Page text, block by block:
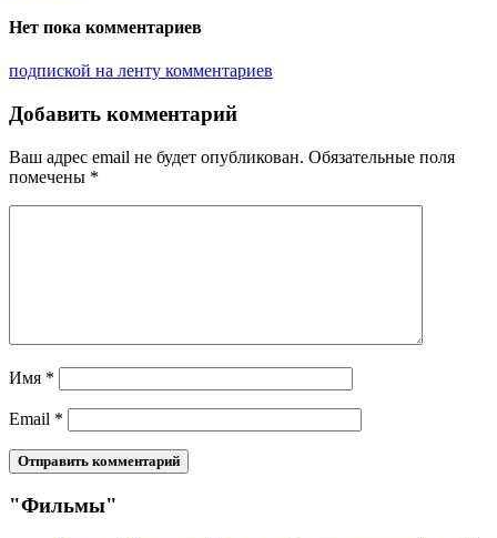
Нет пока комментариев
подпиской на ленту комментариев
Добавить комментарий
Ваш адрес email не будет опубликован. Обязательные поля
помечены *
Имя *
Email *
"Фильмы"